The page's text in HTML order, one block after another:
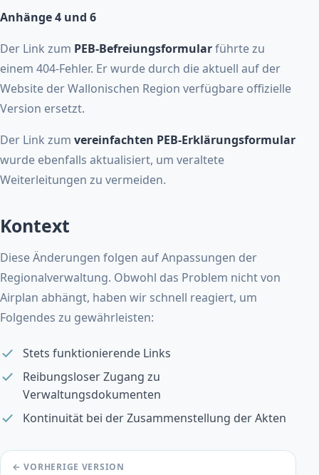
Anhänge 4 und 6
Der Link zum PEB-Befreiungsformularführte zu
einem 404-Fehler. Er wurde durch die aktuell auf der
Website der Wallonischen Region verfügbare offizielle
Version ersetzt.
Der Link zum vereinfachten PEB-Erklärungsformular
wurde ebenfalls aktualisiert, um veraltete
Weiterleitungen zu vermeiden.
Kontext
Diese Änderungen folgen auf Anpassungen der
Regionalverwaltung. Obwohl das Problem nicht von
Airplan abhängt, haben wir schnell reagiert, um
Folgendes zu gewährleisten:
Stets funktionierende Links
Reibungsloser Zugang zu
Verwaltungsdokumenten
Kontinuität bei der Zusammenstellung der Akten
← VORHERIGE VERSION